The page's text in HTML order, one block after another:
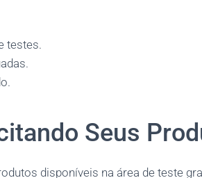
testes.
Seus
disponíveis na área de teste